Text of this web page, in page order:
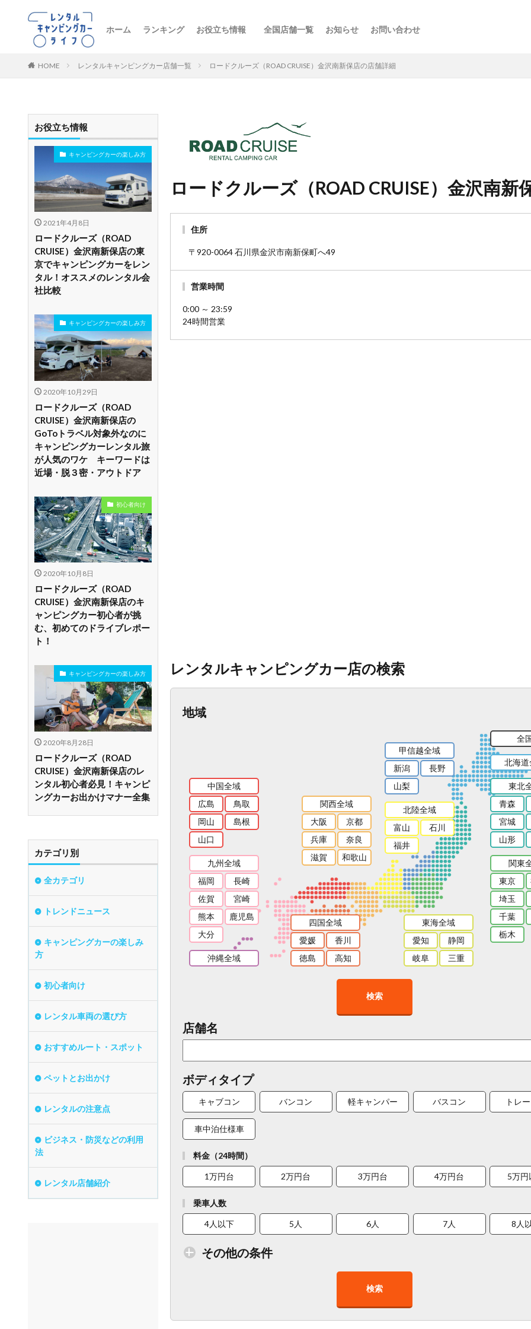
ホーム ランキング お役立ち情報 全国店舗一覧 お知らせ お問い合わせ
HOME レンタルキャンピングカー店舗一覧 ロードクルーズ（ROAD CRUISE）金沢南新保店の店舗詳細
ロードクルーズ（ROAD CRUISE）金沢南新
住所
〒920-0064 石川県金沢市南新保町へ49
営業時間
0:00 ～ 23:59
24時間営業
レンタルキャンピングカー店の検索
地域
全
北海
東北
青森
宮城
山形
関東
東京
埼玉
千葉
栃木
甲信越全域
新潟
長野
山梨
北陸全域
富山
石川
福井
東海全域
愛知
静岡
岐阜
三重
関西全域
大阪
京都
兵庫
奈良
滋賀
和歌山
中国全域
広島
鳥取
岡山
島根
山口
四国全域
愛媛
香川
徳島
高知
九州全域
福岡
長崎
佐賀
宮崎
熊本
鹿児島
大分
沖縄全域
検索
店舗名
ボディタイプ
キャブコン バンコン 軽キャンパー バスコン トレ
車中泊仕様車
料金（24時間）
1万円台 2万円台 3万円台 4万円台 5万円
乗車人数
4人以下 5人 6人 7人 8人
その他の条件
走行距離少
ベビーシート 車椅子対応 プレミアム車両
検索
お役立ち情報
キャンピングカーの楽しみ方
2021年4月8日
ロードクルーズ（ROAD
CRUISE）金沢南新保店の東
京でキャンピングカーをレン
タル！オススメのレンタル会
社比較
キャンピングカーの楽しみ方
2020年10月29日
ロードクルーズ（ROAD
CRUISE）金沢南新保店の
GoToトラベル対象外なのに
キャンピングカーレンタル旅
が人気のワケ キーワードは
近場・脱３密・アウトドア
初心者向け
2020年10月8日
ロードクルーズ（ROAD
CRUISE）金沢南新保店のキ
ャンピングカー初心者が挑
む、初めてのドライブレポー
ト！
キャンピングカーの楽しみ方
2020年8月28日
ロードクルーズ（ROAD
CRUISE）金沢南新保店のレ
ンタル初心者必見！キャンピ
ングカーお出かけマナー全集
カテゴリ別
全カテゴリ
トレンドニュース
キャンピングカーの楽しみ
方
初心者向け
レンタル車両の選び方
おすすめルート・スポット
ペットとお出かけ
レンタルの注意点
ビジネス・防災などの利用
法
レンタル店舗紹介